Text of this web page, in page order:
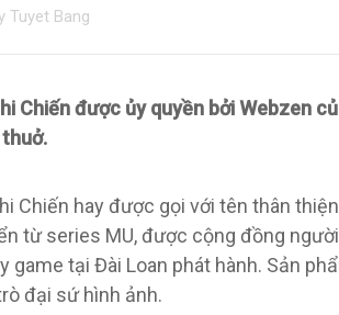
Tuyet Bang
Chiến được ủy quyền bởi Webzen
Chiến hay được gọi với tên thân
từ series MU, được cộng đồng
game tại Đài Loan phát hành. Sản
đại sứ hình ảnh.